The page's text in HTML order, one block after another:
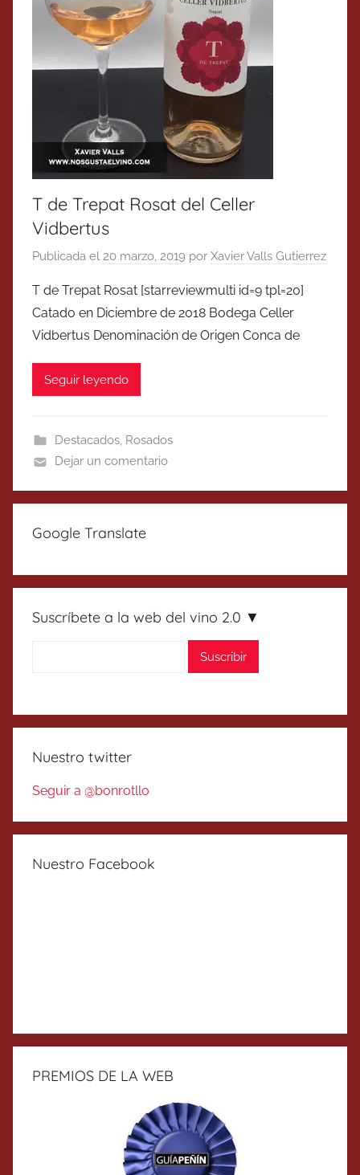
T de Trepat Rosat del Celler
Vidbertus
Publicada el 20 marzo, 2019 por Xavier Valls Gutierrez
T de Trepat Rosat [starreviewmulti id=9 tpl=20]
Catado en Diciembre de 2018 Bodega Celler
Vidbertus Denominación de Origen Conca de
Seguir leyendo
Destacados, Rosados
Dejar un comentario
Google Translate
Suscríbete a la web del vino 2.0 ▼
Nuestro twitter
Seguir a @bonrotllo
Nuestro Facebook
PREMIOS DE LA WEB